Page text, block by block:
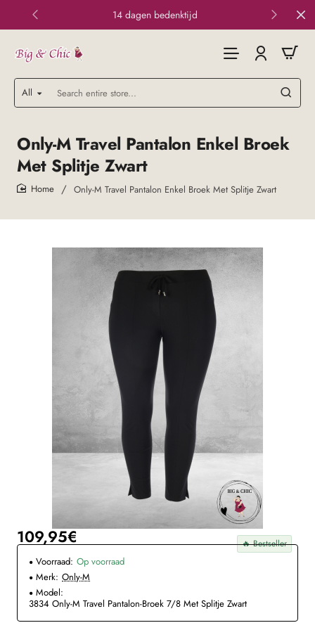
14 dagen bedenktijd
All
Search
entire
Only-M Travel Pantalon Enkel Broek
Met Splitje Zwart
Only-M Travel Pantalon Enkel Broek Met Splitje Zwart
🔥 Bestseller
109,95€
Voorraad: Op voorraad
Merk: Only-M
Model:
3834 Only-M Travel Pantalon-Broek 7/8 Met Splitje Zwart